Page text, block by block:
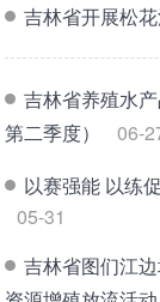
吉林省开展松
吉林省养殖水
第二季度）
06-
以赛强能 以练
05-31
吉林省图们江